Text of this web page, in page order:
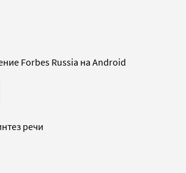
Forbes Russia на Android
речи